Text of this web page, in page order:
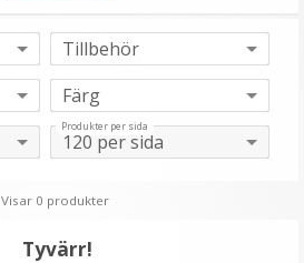
Produkter per sida
Visar 0 produkter
Tyvärr!